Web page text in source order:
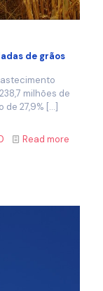
de grãos
milhões de
27,9% […]
Read more